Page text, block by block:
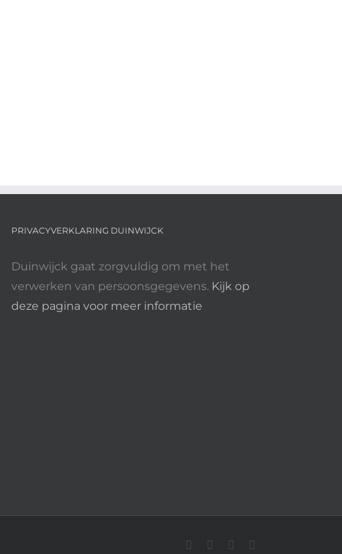
PRIVACYVERKLARING DUINWIJCK
Duinwijck gaat zorgvuldig om met het
verwerken van persoonsgegevens. Kijk op
deze pagina voor meer informatie
InstagramFacebookYouTube